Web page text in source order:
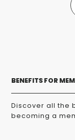
BENEFITS FOR
Discover all the
becoming a